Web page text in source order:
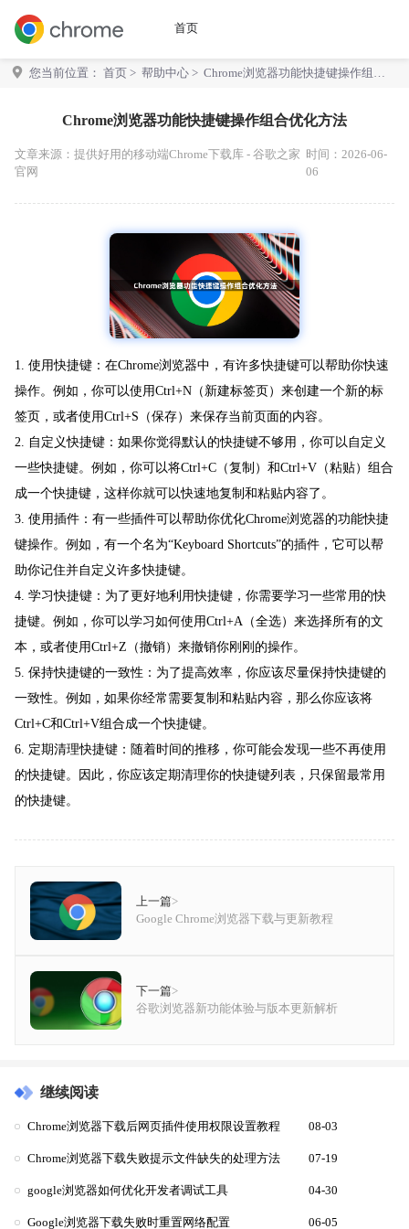
首页
您当前位置： 首页 > 帮助中心 > Chrome浏览器功能快捷键操作组合
Chrome浏览器功能快捷键操作组合优化方法
文章来源： 提供好用的移动端Chrome下载库 - 谷歌之家
官网
时间：2026-06-
06
1. 使用快捷键：在Chrome浏览器中，有许多快捷键可以帮助你快速
操作。例如，你可以使用Ctrl+N（新建标签页）来创建一个新的标
签页，或者使用Ctrl+S（保存）来保存当前页面的内容。
2. 自定义快捷键：如果你觉得默认的快捷键不够用，你可以自定义
一些快捷键。例如，你可以将Ctrl+C（复制）和Ctrl+V（粘贴）组合
成一个快捷键，这样你就可以快速地复制和粘贴内容了。
3. 使用插件：有一些插件可以帮助你优化Chrome浏览器的功能快捷
键操作。例如，有一个名为“Keyboard Shortcuts”的插件，它可以帮
助你记住并自定义许多快捷键。
4. 学习快捷键：为了更好地利用快捷键，你需要学习一些常用的快
捷键。例如，你可以学习如何使用Ctrl+A（全选）来选择所有的文
本，或者使用Ctrl+Z（撤销）来撤销你刚刚的操作。
5. 保持快捷键的一致性：为了提高效率，你应该尽量保持快捷键的
一致性。例如，如果你经常需要复制和粘贴内容，那么你应该将
Ctrl+C和Ctrl+V组合成一个快捷键。
6. 定期清理快捷键：随着时间的推移，你可能会发现一些不再使用
的快捷键。因此，你应该定期清理你的快捷键列表，只保留最常用
的快捷键。
上一篇>
Google Chrome浏览器下载与更新教程
下一篇>
谷歌浏览器新功能体验与版本更新解析
继续阅读
Chrome浏览器下载后网页插件使用权限设置教程 08-03
Chrome浏览器下载失败提示文件缺失的处理方法 07-19
google浏览器如何优化开发者调试工具 04-30
Google浏览器下载失败时重置网络配置 06-05